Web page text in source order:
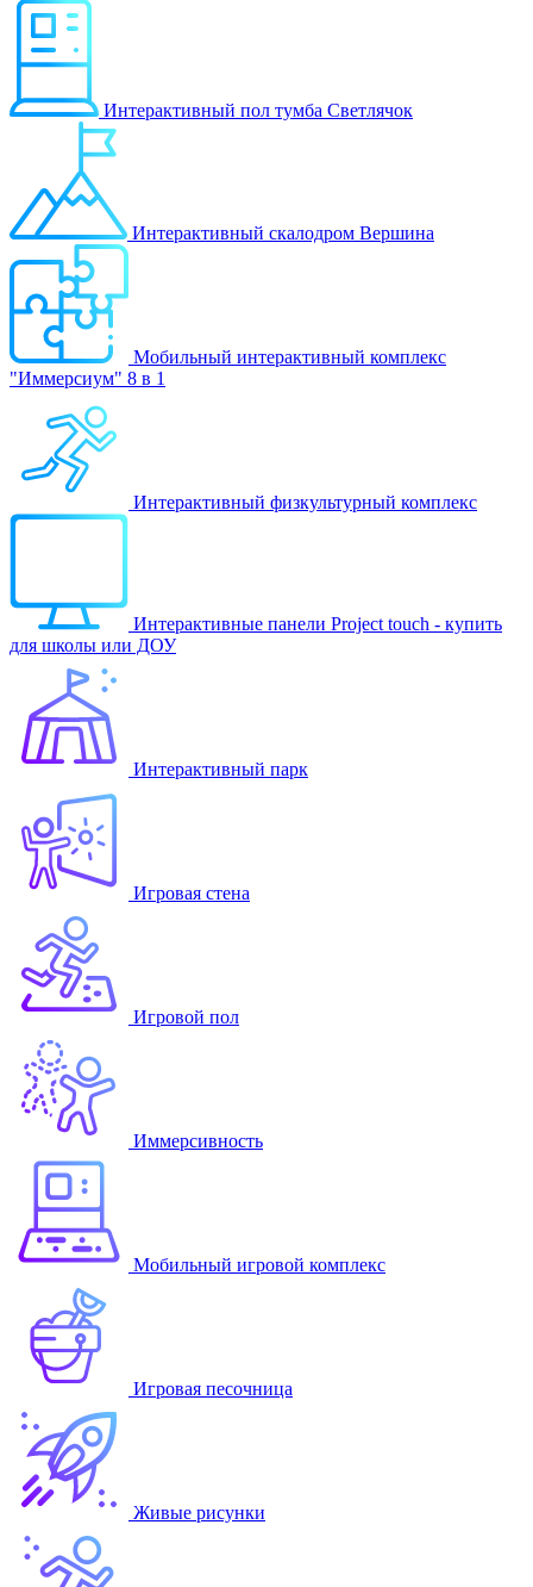
Интерактивный пол тумба Светлячок
Интерактивный скалодром Вершина
Мобильный интерактивный комплекс
"Иммерсиум" 8 в 1
Интерактивный физкультурный комплекс
Интерактивные панели Project touch - купить
для школы или ДОУ
Интерактивный парк
Игровая стена
Игровой пол
Иммерсивность
Мобильный игровой комплекс
Игровая песочница
Живые рисунки